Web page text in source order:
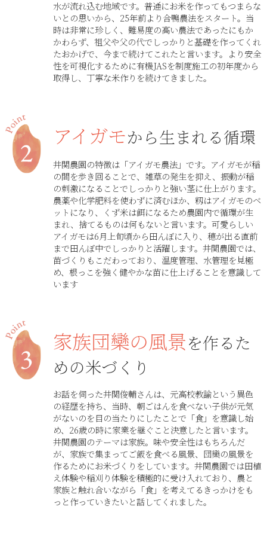
水が流れ込む地域です。普通にお米を作ってもつまらな
いとの思いから、25年前より合鴨農法をスタート。当
時は非常に珍しく、難易度の高い農法であったにもか
かわらず、祖父や父の代でしっかりと基礎を作ってくれ
たおかげで、今まで続けてこれたと言います。より安全
性を可視化するために有機JASを制度施工の初年度から
取得し、丁寧な米作りを続けてきました。
アイガモから生まれる循環
井関農園の特徴は「アイガモ農法」です。アイガモが稲
の間を歩き回ることで、雑草の発生を抑え、振動が稲
の刺激になることでしっかりと強い茎に仕上がります。
農薬や化学肥料を使わずに済むほか、籾はアイガモのベ
ットになり、くず米は餌になるため農園内で循環が生
まれ、捨てるものは何もないと言います。可愛らしい
アイガモは6月上旬頃から田んぼに入り、穂が出る直前
まで田んぼ中でしっかりと活躍します。井関農園では、
苗づくりもこだわっており、温度管理、水管理を見極
め、根っこを強く健やかな苗に仕上げることを意識して
います
家族団欒の風景を作るた
めの米づくり
お話を伺った井関俊輔さんは、元高校教諭という異色
の経歴を持ち、当時、朝ごはんを食べない子供が元気
がないのを目の当たりにしたことで「食」を意識し始
め、26歳の時に家業を継ぐこと決意したと言います。
井関農園のテーマは家族。味や安全性はもちろんだ
が、家族で集まってご飯を食べる風景、団欒の風景を
作るためにお米づくりをしています。井関農園では田植
え体験や稲刈り体験を積極的に受け入れており、農と
家族と触れ合いながら「食」を考えてるきっかけをも
っと作っていきたいと話してくれました。